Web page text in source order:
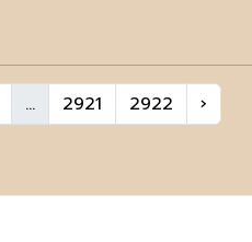
... 2921 2922 ›